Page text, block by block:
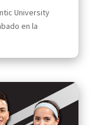
University
en la